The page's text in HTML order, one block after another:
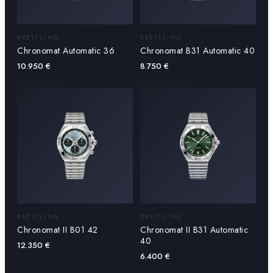
BREITLING
Chronomat Automatic 36
10.950 €
BREITLING
Chronomat B31 Automatic 40
8.750 €
BREITLING
Chronomat II B01 42
12.350 €
BREITLING
Chronomat II B31 Automatic
40
6.400 €